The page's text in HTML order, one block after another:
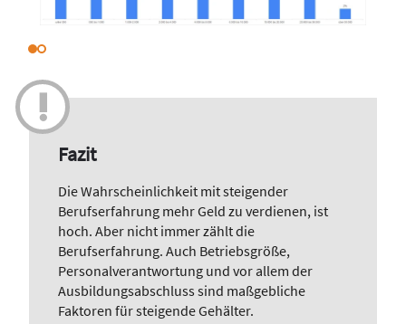
Fazit
Die Wahrscheinlichkeit mit steigender
Berufserfahrung mehr Geld zu verdienen, ist
hoch. Aber nicht immer zählt die
Berufserfahrung. Auch Betriebsgröße,
Personalverantwortung und vor allem der
Ausbildungsabschluss sind maßgebliche
Faktoren für steigende Gehälter.